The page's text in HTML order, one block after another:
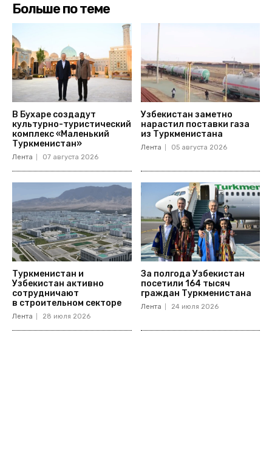
Больше по теме
В Бухаре создадут
культурно-туристический
комплекс «Маленький
Туркменистан»
Лента 07 августа 2026
Узбекистан заметно
нарастил поставки газа
из Туркменистана
Лента 05 августа 2026
Туркменистан и
Узбекистан активно
сотрудничают
в строительном секторе
Лента 28 июля 2026
За полгода Узбекистан
посетили 164 тысяч
граждан Туркменистана
Лента 24 июля 2026